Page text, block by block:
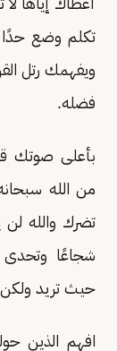
تكلم وضع
ويفهمك رتل
فضله.
بأعلى صوتك
من الله
تضرك والله
شجاعًا وتحدى
حيث تريد ولكن
افهم الذين